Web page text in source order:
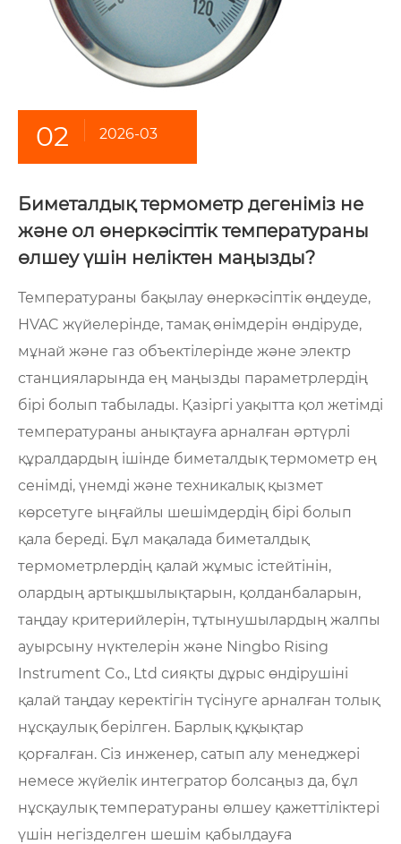
02 2026-03
Биметалдық термометр дегеніміз не
және ол өнеркәсіптік температураны
өлшеу үшін неліктен маңызды?
Температураны бақылау өнеркәсіптік өңдеуде,
HVAC жүйелерінде, тамақ өнімдерін өндіруде,
мұнай және газ объектілерінде және электр
станцияларында ең маңызды параметрлердің
бірі болып табылады. Қазіргі уақытта қол жетімді
температураны анықтауға арналған әртүрлі
құралдардың ішінде биметалдық термометр ең
сенімді, үнемді және техникалық қызмет
көрсетуге ыңғайлы шешімдердің бірі болып
қала береді. Бұл мақалада биметалдық
термометрлердің қалай жұмыс істейтінін,
олардың артықшылықтарын, қолданбаларын,
таңдау критерийлерін, тұтынушылардың жалпы
ауырсыну нүктелерін және Ningbo Rising
Instrument Co., Ltd сияқты дұрыс өндірушіні
қалай таңдау керектігін түсінуге арналған толық
нұсқаулық берілген. Барлық құқықтар
қорғалған. Сіз инженер, сатып алу менеджері
немесе жүйелік интегратор болсаңыз да, бұл
нұсқаулық температураны өлшеу қажеттіліктері
үшін негізделген шешім қабылдауға